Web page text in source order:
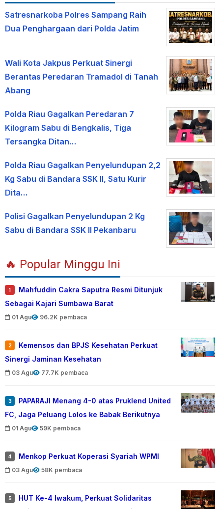
Satresnarkoba Polres Sampang Raih
Dua Penghargaan dari Polda Jatim
Wali Kota Jakpus Perkuat Sinergi
Berantas Peredaran Tramadol di Tanah
Abang
Polda Riau Gagalkan Peredaran 7
Kilogram Sabu di Bengkalis, Tiga
Tersangka Ditan…
Polda Riau Gagalkan Penyelundupan 2,2
Kg Sabu di Bandara SSK II, Satu Kurir
Dita…
Polisi Gagalkan Penyelundupan 2 Kg
Sabu di Bandara SSK II Pekanbaru
🔥 Popular Minggu Ini
1
Mahfuddin Cakra Saputra Resmi Ditunjuk
Sebagai Kajari Sumbawa Barat
01 Agu 96.2K pembaca
2
Kemensos dan BPJS Kesehatan Perkuat
Sinergi Jaminan Kesehatan
03 Agu 77.7K pembaca
3
PAPARAJI Menang 4-0 atas Pruklend United
FC, Jaga Peluang Lolos ke Babak Berikutnya
01 Agu 59K pembaca
4 Menkop Perkuat Koperasi Syariah WPMI
03 Agu 58K pembaca
5
HUT Ke-4 Iwakum, Perkuat Solidaritas